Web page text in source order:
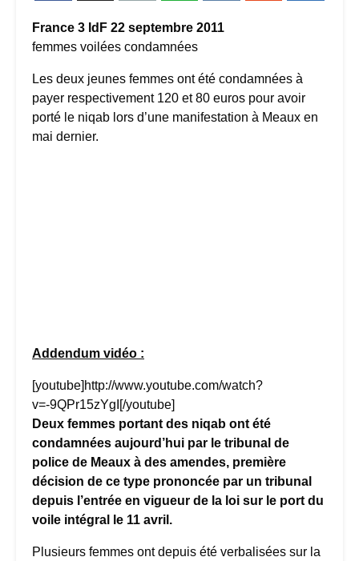
France 3 IdF 22 septembre 2011
femmes voilées condamnées
Les deux jeunes femmes ont été condamnées à
payer respectivement 120 et 80 euros pour avoir
porté le niqab lors d’une manifestation à Meaux en
mai dernier.
Addendum vidéo :
[youtube]http://www.youtube.com/watch?
v=-9QPr15zYgI[/youtube]
Deux femmes portant des niqab ont été
condamnées aujourd’hui par le tribunal de
police de Meaux à des amendes, première
décision de ce type prononcée par un tribunal
depuis l’entrée en vigueur de la loi sur le port du
voile intégral le 11 avril.
Plusieurs femmes ont depuis été verbalisées sur la